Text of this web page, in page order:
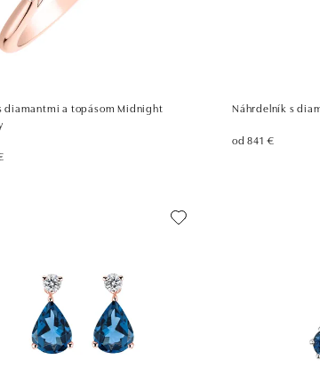
diamantmi a topásom Midnight
Náhrdelník s
od 841 €